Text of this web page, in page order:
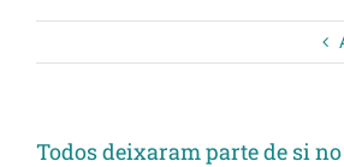
Todos deixaram parte de si